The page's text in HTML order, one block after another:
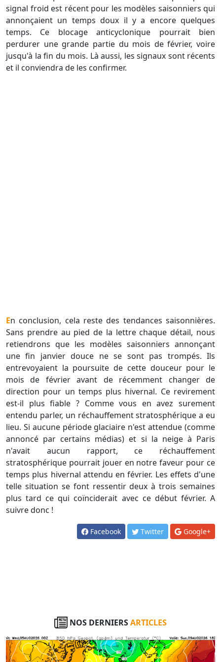
signal froid est récent pour les modèles saisonniers qui
annonçaient un temps doux il y a encore quelques
temps. Ce blocage anticyclonique pourrait bien
perdurer une grande partie du mois de février, voire
jusqu'à la fin du mois. Là aussi, les signaux sont récents
et il conviendra de les confirmer.
En conclusion, cela reste des tendances saisonnières.
Sans prendre au pied de la lettre chaque détail, nous
retiendrons que les modèles saisonniers annonçant
une fin janvier douce ne se sont pas trompés. Ils
entrevoyaient la poursuite de cette douceur pour le
mois de février avant de récemment changer de
direction pour un temps plus hivernal. Ce revirement
est-il plus fiable ? Comme vous en avez surement
entendu parler, un réchauffement stratosphérique a eu
lieu. Si aucune période glaciaire n'est attendue (comme
annoncé par certains médias) et si la neige à Paris
n'avait aucun rapport, ce réchauffement
stratosphérique pourrait jouer en notre faveur pour ce
temps plus hivernal attendu en février. Les effets d'une
telle situation se font ressentir deux à trois semaines
plus tard ce qui coïnciderait avec ce début février. A
suivre donc !
Facebook Twitter Google+
NOS DERNIERSARTICLES